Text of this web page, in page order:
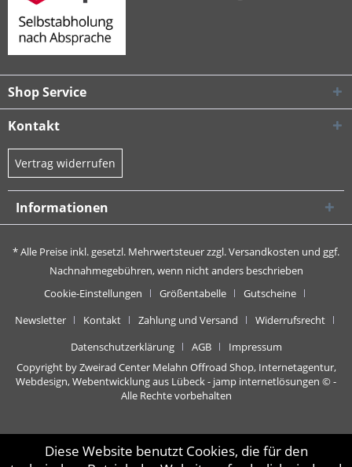
Shop Service
Kontakt
Vertrag widerrufen
Informationen
* Alle Preise inkl. gesetzl. Mehrwertsteuer zzgl.Versandkosten und ggf.
Nachnahmegebühren, wenn nicht anders beschrieben
Cookie-Einstellungen
Größentabelle
Gutscheine
Newsletter
Kontakt Zahlung und Versand
Widerrufsrecht
Datenschutzerklärung
AGB
Impressum
Copyright by Zweirad Center Melahn Offroad Shop, Internetagentur,
Webdesign, Webentwicklung aus Lübeck - jamp internetlösungen © -
Alle Rechte vorbehalten
Diese Website benutzt Cookies, die für den